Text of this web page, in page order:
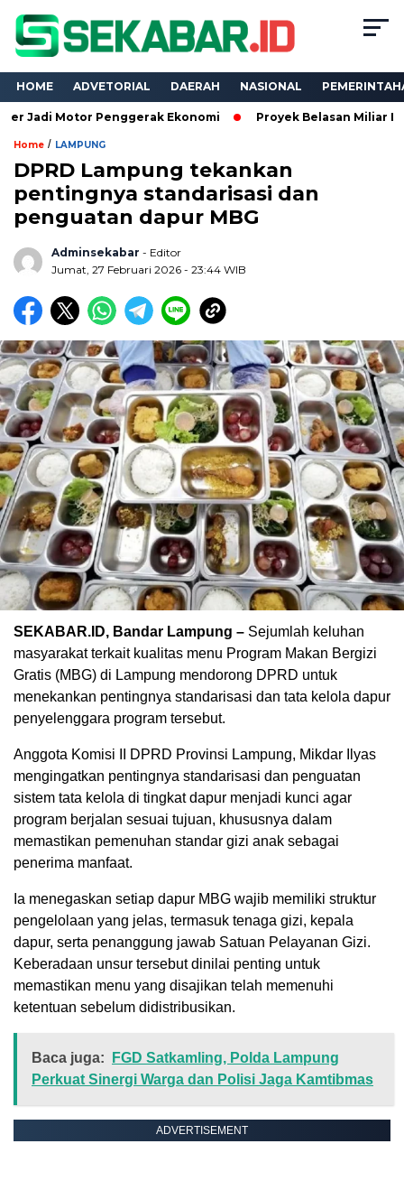
HOME ADVETORIAL DAERAH NASIONAL
Penggerak Ekonomi Proyek Belasan Miliar Dinas
Home / LAMPUNG
DPRD Lampung tekankan
pentingnya standarisasi dan
penguatan dapur MBG
Adminsekabar - Editor
Jumat, 27 Februari 2026 - 23:44 WIB
SEKABAR.ID, Bandar Lampung – Sejumlah keluhan
masyarakat terkait kualitas menu Program Makan Bergizi
Gratis (MBG) di Lampung mendorong DPRD untuk
menekankan pentingnya standarisasi dan tata kelola dapur
penyelenggara program tersebut.
Anggota Komisi II DPRD Provinsi Lampung, Mikdar Ilyas
mengingatkan pentingnya standarisasi dan penguatan
sistem tata kelola di tingkat dapur menjadi kunci agar
program berjalan sesuai tujuan, khususnya dalam
memastikan pemenuhan standar gizi anak sebagai
penerima manfaat.
Ia menegaskan setiap dapur MBG wajib memiliki struktur
pengelolaan yang jelas, termasuk tenaga gizi, kepala
dapur, serta penanggung jawab Satuan Pelayanan Gizi.
Keberadaan unsur tersebut dinilai penting untuk
memastikan menu yang disajikan telah memenuhi
ketentuan sebelum didistribusikan.
Baca juga:
FGD Satkamling, Polda Lampung
Perkuat Sinergi Warga dan Polisi Jaga Kamtibmas
ADVERTISEMENT